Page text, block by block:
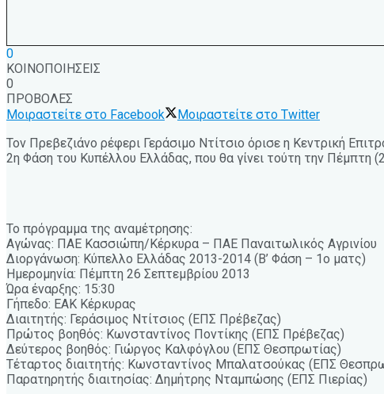
0
ΚΟΙΝΟΠΟΙΗΣΕΙΣ
0
ΠΡΟΒΟΛΕΣ
Μοιραστείτε στο Facebook
Μοιραστείτε στο Twitter
Τον Πρεβεζιάνο ρέφερι Γεράσιμο Ντίτσιο όρισε η Κεντρική
2η Φάση του Κυπέλλου Ελλάδας, που θα γίνει τούτη την Πέμπτη
Το πρόγραμμα της αναμέτρησης:
Αγώνας: ΠΑΕ Κασσιώπη/Κέρκυρα – ΠΑΕ Παναιτωλικός Αγρινίου
Διοργάνωση: Κύπελλο Ελλάδας 2013-2014 (Β’ Φάση – 1ο ματς)
Ημερομηνία: Πέμπτη 26 Σεπτεμβρίου 2013
Ώρα έναρξης: 15:30
Γήπεδο: ΕΑΚ Κέρκυρας
Διαιτητής: Γεράσιμος Ντίτσιος (ΕΠΣ Πρέβεζας)
Πρώτος βοηθός: Κωνσταντίνος Ποντίκης (ΕΠΣ Πρέβεζας)
Δεύτερος βοηθός: Γιώργος Καλφόγλου (ΕΠΣ Θεσπρωτίας)
Τέταρτος διαιτητής: Κωνσταντίνος Μπαλατσούκας (ΕΠΣ
Παρατηρητής διαιτησίας: Δημήτρης Νταμπώσης (ΕΠΣ Πιερίας)